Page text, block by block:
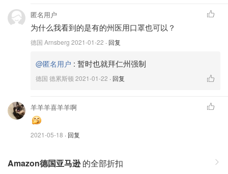
匿名用户
为什么我看到的是有的州医用口罩也可以？
德国 Arnsberg 2021-01-22 · 回复
@匿名用户 : 暂时也就拜仁州强制
德国 德累斯顿 2021-01-22 · 回复
羊羊羊喜羊羊啊
2021-05-18 · 回复
Amazon德国亚马逊的全部折扣